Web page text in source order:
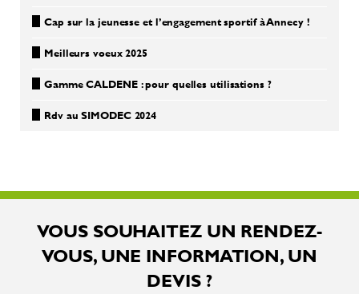
Cap sur la jeunesse et l’engagement sportif à Annecy !
Meilleurs voeux 2025
Gamme CALDENE : pour quelles utilisations ?
Rdv au SIMODEC 2024
VOUS SOUHAITEZ UN RENDEZ-
VOUS, UNE INFORMATION, UN
DEVIS ?